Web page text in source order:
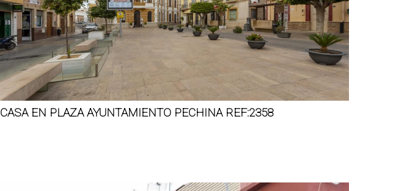
CASA EN PLAZA AYUNTAMIENTO PECHINA REF:2358